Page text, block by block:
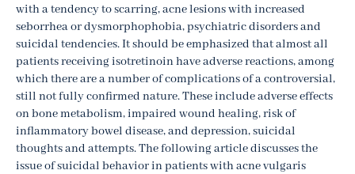
with a tendency to scarring, acne lesions with increased
seborrhea or dysmorphophobia, psychiatric disorders and
suicidal tendencies. It should be emphasized that almost all
patients receiving isotretinoin have adverse reactions, among
which there are a number of complications of a controversial,
still not fully confirmed nature. These include adverse effects
on bone metabolism, impaired wound healing, risk of
inflammatory bowel disease, and depression, suicidal
thoughts and attempts. The following article discusses the
issue of suicidal behavior in patients with acne vulgaris